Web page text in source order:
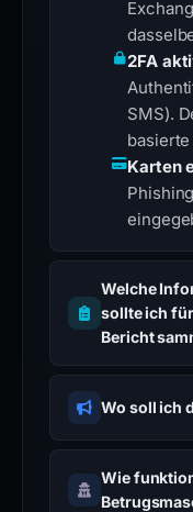
2FA
SMS).
Karten
Welche
sollte ich
Bericht
Wo soll ich
Wie